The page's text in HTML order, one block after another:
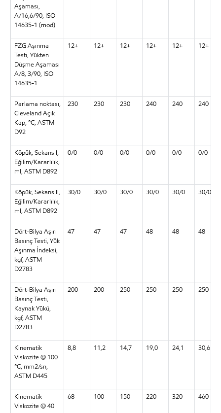
Aşaması,
A/16,6/90, ISO
14635-1 (mod)
FZG Aşınma
Testi, Yükten
Düşme Aşaması
A/8, 3/90, ISO
14635-1
12+ 12+ 12+ 12+ 12+ 12+
Parlama noktası,
Cleveland Açık
Kap, °C, ASTM
D92
230 230 230 240 240 240
Köpük, Sekans I,
Eğilim/Kararlılık,
ml, ASTM D892
0/0 0/0 0/0 0/0 0/0 0/0
Köpük, Sekans II,
Eğilim/Kararlılık,
ml, ASTM D892
30/0 30/0 30/0 30/0 30/0 30/0
Dört-Bilya Aşırı
Basınç Testi, Yük
Aşınma İndeksi,
kgf, ASTM
D2783
47 47 47 48 48 48
Dört-Bilya Aşırı
Basınç Testi,
Kaynak Yükü,
kgf, ASTM
D2783
200 200 250 250 250 250
Kinematik
Viskozite @ 100
°C, mm2/sn,
ASTM D445
8,8 11,2 14,7 19,0 24,1 30,6
Kinematik
Viskozite @ 40
68 100 150 220 320 460